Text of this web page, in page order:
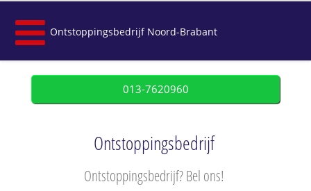
Ontstoppingsbedrijf Noord-Brabant
013-7620960
Ontstoppingsbedrijf
Ontstoppingsbedrijf? Bel ons!